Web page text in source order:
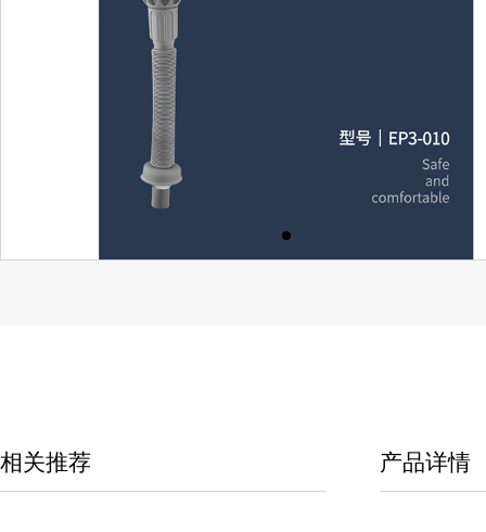
相关推荐 产品详情